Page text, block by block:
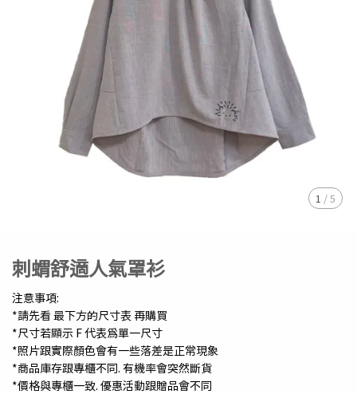
1 /5
刺蝟舒適人氣罩衫
注意事項:
*請先看 最下方的尺寸表 再購買
*尺寸若顯示 F 代表為單一尺寸
*照片跟實際顏色會有一些落差是正常現象
*商品庫存跟專櫃不同. 有機率會突然斷貨
*價格與專櫃一致. 優惠活動跟贈品會不同